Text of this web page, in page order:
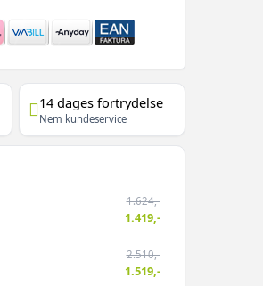
14 dages fortrydelse
Nem kundeservice
1.624,-
1.419,-
2.510,-
1.519,-